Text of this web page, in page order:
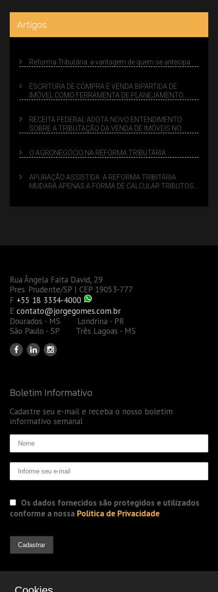
Artigos
Reforma Tributária: a vantagem de quem se antecipa
ESCRITURA DE COMPRA E VENDA BIPARTIDA DE
IMÓVEL COMO FERRAMENTA DE PLANEJAMENTO
RECEITA FEDERAL ADOTA NOVO ENTENDIMENTO
SOBRE A TRIBUTAÇÃO DA VENDA DE IMÓVEIS NO
O AGRONEGÓCIO NA REFORMA TRIBUTÁRIA
APURAÇÃO ASSISTIDA: A REFORMA TRIBITÁRIA
MUDARÁ APENAS A FORMA DE CALCULAR TRIBUTOS
Rua Ângela Faita David, 29
Pres. Prudente/SP | CEP 19053-777
F +55 18 3334-4000
E contato@jorgegomes.com.br
Dourados - MS Londrina - PR
São Paulo - SP Três Lagoas - MS
Boletim Informativo
Cadastre seu e-mail e receba o nosso boletim
informativo semanal
Os dados fornecidos são protegidos e utilizados
conforme a nossa Politica de Privacidade